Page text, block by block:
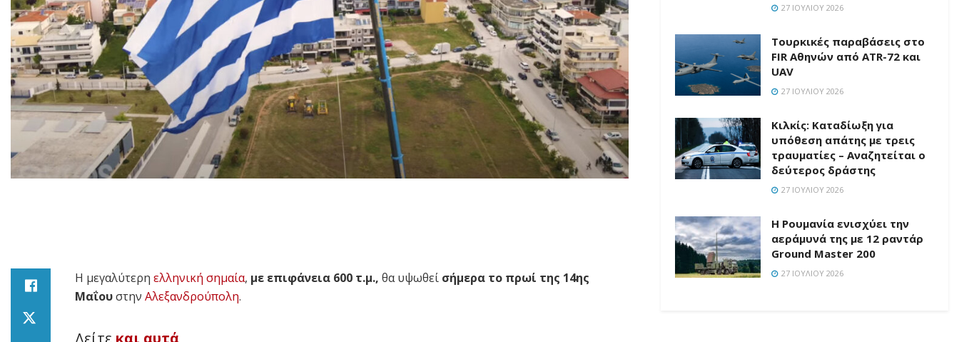
Η μεγαλύτερη ελληνική σημαία, με επιφάνεια 600 τ.μ., θα υψωθεί σήμερα το πρωί της 14ης
Μαΐουστην Αλεξανδρούπολη.
27 ΙΟΥΛΊΟΥ 2026
Τουρκικές παραβάσεις στο
FIR Αθηνών από ATR-72 και
UAV
27 ΙΟΥΛΊΟΥ 2026
Κιλκίς: Καταδίωξη για
υπόθεση απάτης με τρεις
τραυματίες – Αναζητείται ο
δεύτερος δράστης
27 ΙΟΥΛΊΟΥ 2026
Η Ρουμανία ενισχύει την
αεράμυνά της με 12 ραντάρ
Ground Master 200
27 ΙΟΥΛΊΟΥ 2026